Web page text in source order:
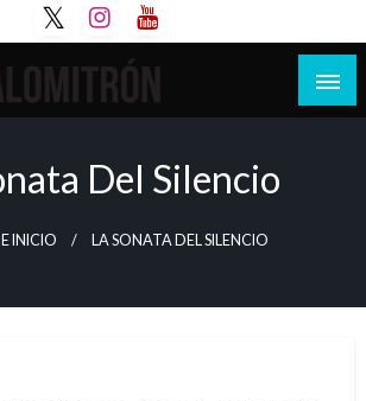
de cine española y
Del Silencio
INICIO LA SONATA DEL SILENCIO